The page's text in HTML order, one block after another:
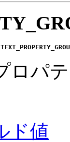
ロパ
ド値